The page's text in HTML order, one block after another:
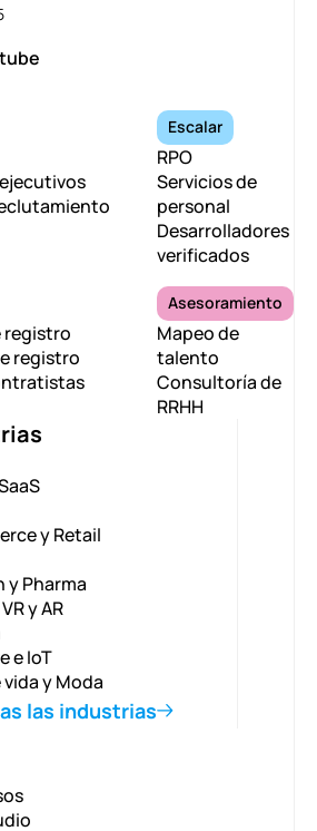
Escalar
RPO
Servicios de
personal
Desarrolladores
verificados
registro
registro
Asesoramiento
Mapeo de
talento
Consultoría de
RRHH
y Retail
y Pharma
y AR
e IoT
y Moda
las industrias